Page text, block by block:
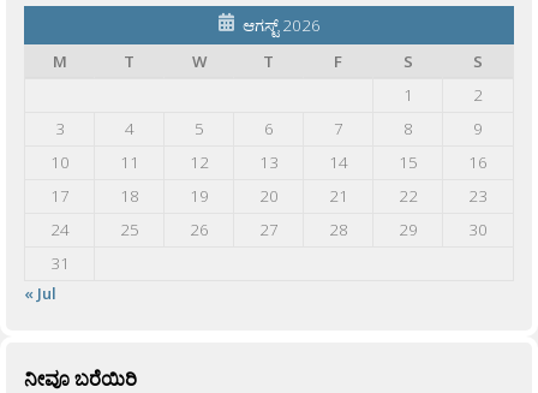
ಆಗಸ್ಟ್ 2026
M
T W T F S
S
1
2
3
4 5 6 7 8
9
10
11 12 13 14 15
16
17
18 19 20 21 22
23
24
25 26 27 28 29
30
31
« Jul
ನೀವೂ ಬರೆಯಿರಿ